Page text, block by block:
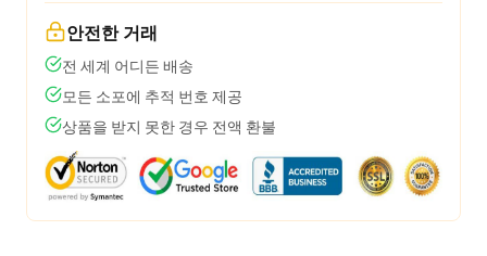
안전한 거래
전 세계 어디든 배송
모든 소포에 추적 번호 제공
상품을 받지 못한 경우 전액 환불